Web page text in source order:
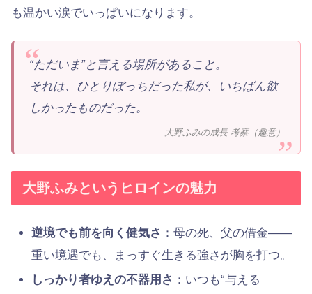
も温かい涙でいっぱいになります。
“ただいま”と言える場所があること。
それは、ひとりぼっちだった私が、いちばん欲
しかったものだった。
— 大野ふみの成長 考察（趣意）
大野ふみというヒロインの魅力
逆境でも前を向く健気さ ：母の死、父の借金——
重い境遇でも、まっすぐ生きる強さが胸を打つ。
しっかり者ゆえの不器用さ ：いつも“与える